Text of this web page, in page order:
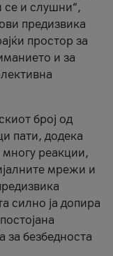
се и слушни“,
предизвика
простор за
и за
број од
пати, додека
реакции,
мрежи и
силно ја допира
за безбедноста